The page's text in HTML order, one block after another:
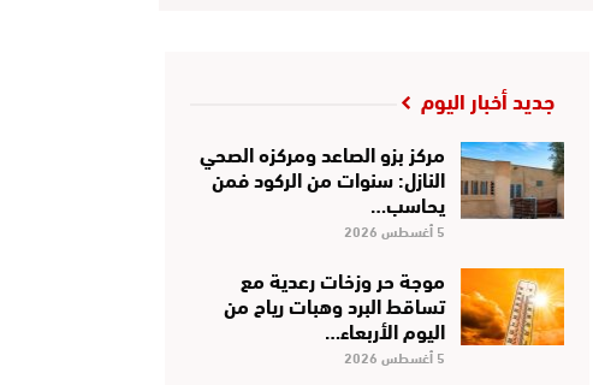
جديد أخبار اليوم
مركز بزو الصاعد ومركزه الصحي
النازل: سنوات من الركود فمن
يحاسب…
5 أغسطس 2026
موجة حر وزخات رعدية مع
تساقط البرد وهبات رياح من
اليوم الأربعاء…
5 أغسطس 2026